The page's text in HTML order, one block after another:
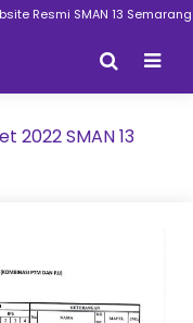
Resmi SMAN 13 Semarang
2022 SMAN 13